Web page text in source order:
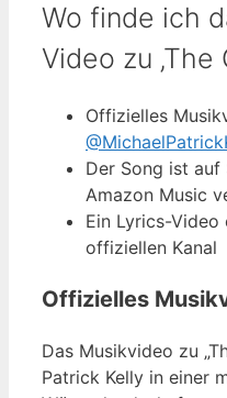
Wo finde ich
Video zu ‚The
Offizielles
Der Song ist
Amazon Music
Ein Lyrics-
offiziellen Kanal
Offizielles
Das Musikvideo zu
Patrick Kelly in einer